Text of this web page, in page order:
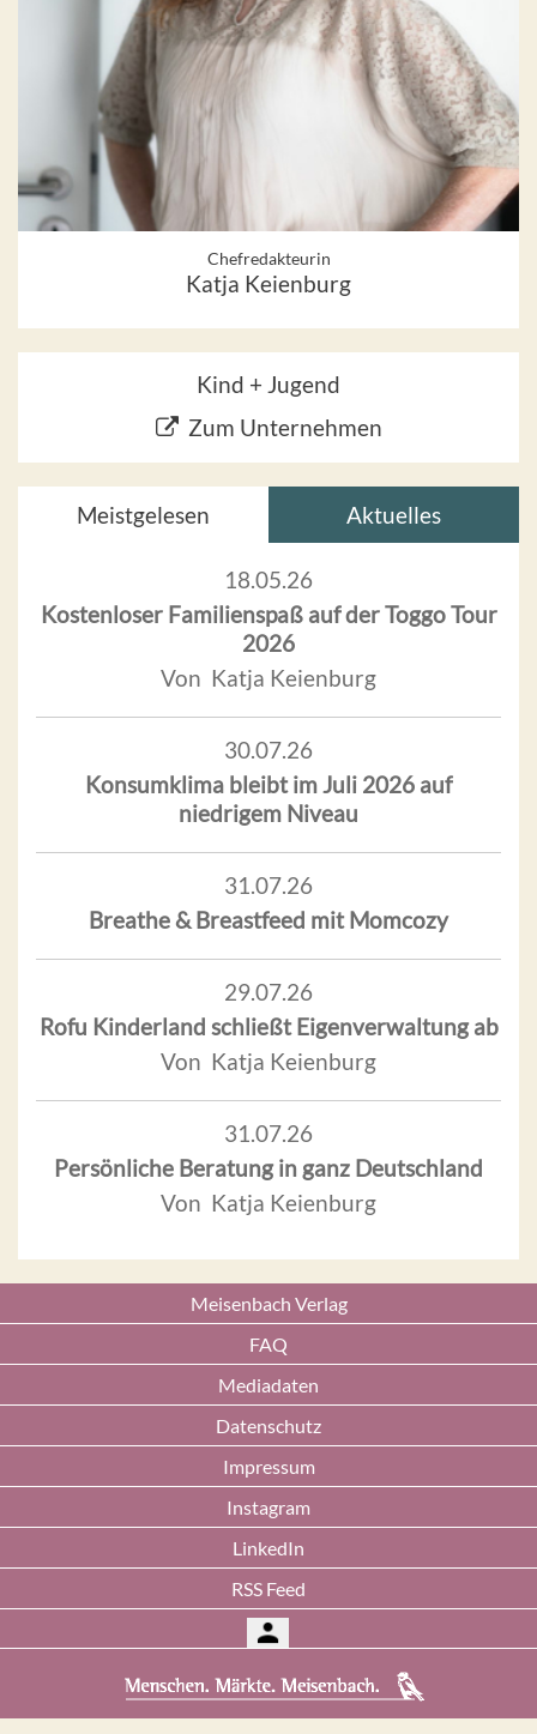
Chefredakteurin
Katja Keienburg
Kind + Jugend
Zum Unternehmen
Meistgelesen Aktuelles
18.05.26
Kostenloser Familienspaß auf der Toggo Tour
2026
Von Katja Keienburg
30.07.26
Konsumklima bleibt im Juli 2026 auf
niedrigem Niveau
31.07.26
Breathe & Breastfeed mit Momcozy
29.07.26
Rofu Kinderland schließt Eigenverwaltung ab
Von Katja Keienburg
31.07.26
Persönliche Beratung in ganz Deutschland
Von Katja Keienburg
Meisenbach Verlag
FAQ
Mediadaten
Datenschutz
Impressum
Instagram
LinkedIn
RSS Feed